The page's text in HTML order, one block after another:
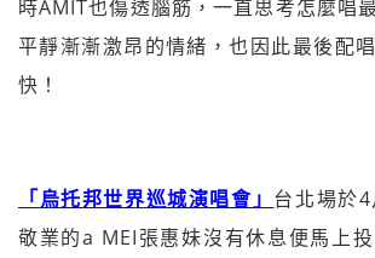
時AMIT也傷透腦筋，一直思考怎麼唱
平靜漸漸激昂的情緒，也因此最後配
快！
「烏托邦世界巡城演唱會」 台北場於
敬業的a MEI張惠妹沒有休息便馬上